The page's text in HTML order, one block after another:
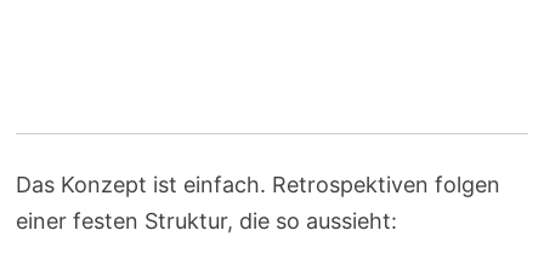
Das Konzept ist einfach. Retrospektiven folgen
einer festen Struktur, die so aussieht: